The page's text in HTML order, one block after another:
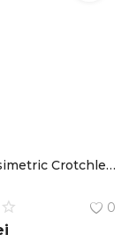
Catsuit Asimetric Crotchless Negru OS JGF Lingerie STD
0